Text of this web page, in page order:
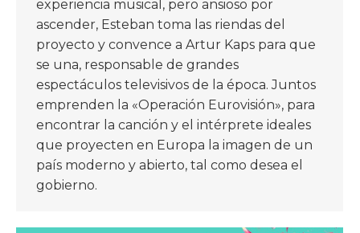
experiencia musical, pero ansioso por
ascender, Esteban toma las riendas del
proyecto y convence a Artur Kaps para que
se una, responsable de grandes
espectáculos televisivos de la época. Juntos
emprenden la «Operación Eurovisión», para
encontrar la canción y el intérprete ideales
que proyecten en Europa la imagen de un
país moderno y abierto, tal como desea el
gobierno.